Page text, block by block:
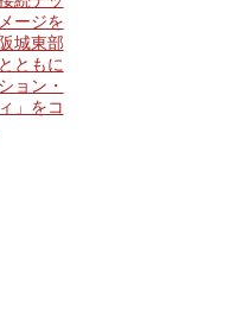
ージを
城東部
ともに
ョン・
」をコ